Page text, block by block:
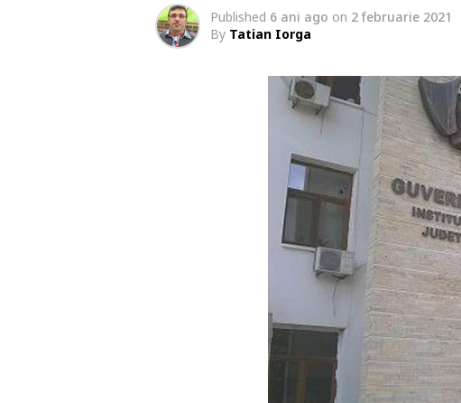
Published 6 ani ago on 2 februarie 2021
By Tatian Iorga